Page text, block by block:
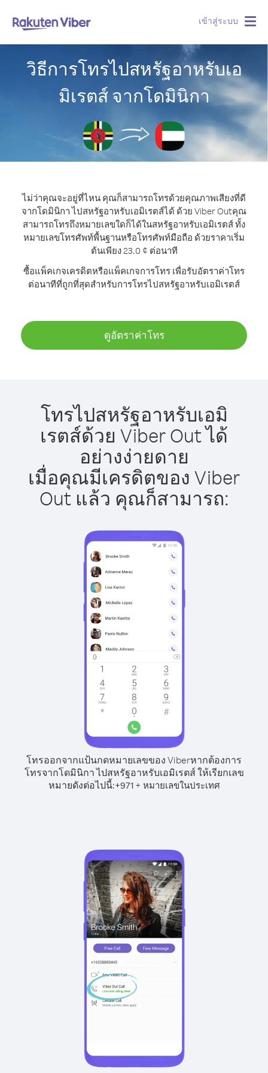
เข้าสู่ระบบ
วิธีการโทรไปสหรัฐอาหรับเอ
มิเรตส์ จากโดมินิกา
ไม่ว่าคุณจะอยู่ที่ไหน คุณก็สามารถโทรด้วยคุณภาพเสียงที่ดี
จากโดมินิกา ไปสหรัฐอาหรับเอมิเรตส์ได้ ด้วย Viber Outคุณ
สามารถโทรถึงหมายเลขใดก็ได้ในสหรัฐอาหรับเอมิเรตส์ ทั้ง
หมายเลขโทรศัพท์พื้นฐานหรือโทรศัพท์มือถือ ด้วยราคาเริ่ม
ต้นเพียง 23.0 ¢ ต่อนาที
ซื้อแพ็คเกจเครดิตหรือแพ็คเกจการโทร เพื่อรับอัตราค่าโทร
ต่อนาทีที่ถูกที่สุดสำหรับการโทรไปสหรัฐอาหรับเอมิเรตส์
ดูอัตราค่าโทร
โทรไปสหรัฐอาหรับเอมิ
เรตส์ด้วย Viber Out ได้
อย่างง่ายดาย
เมื่อคุณมีเครดิตของ Viber
Out แล้ว คุณก็สามารถ:
โทรออกจากแป้นกดหมายเลขของ Viberหากต้องการ
โทรจากโดมินิกา ไปสหรัฐอาหรับเอมิเรตส์ ให้เรียกเลข
หมายดังต่อไปนี้:+971+ หมายเลขในประเทศ